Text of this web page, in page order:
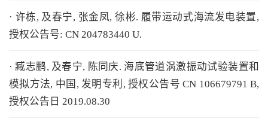
· 许栋, 及春宁, 张金凤, 徐彬. 履带运动式海流发电装置,
授权公告号: CN 204783440 U.
· 臧志鹏, 及春宁, 陈同庆. 海底管道涡激振动试验装置和
模拟方法, 中国, 发明专利, 授权公告号 CN 106679791 B,
授权公告日 2019.08.30